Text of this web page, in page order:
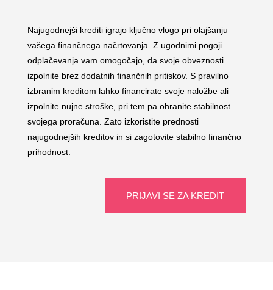
Najugodnejši krediti igrajo ključno vlogo pri olajšanju
vašega finančnega načrtovanja. Z ugodnimi pogoji
odplačevanja vam omogočajo, da svoje obveznosti
izpolnite brez dodatnih finančnih pritiskov. S pravilno
izbranim kreditom lahko financirate svoje naložbe ali
izpolnite nujne stroške, pri tem pa ohranite stabilnost
svojega proračuna. Zato izkoristite prednosti
najugodnejših kreditov in si zagotovite stabilno finančno
prihodnost.
PRIJAVI SE ZA KREDIT